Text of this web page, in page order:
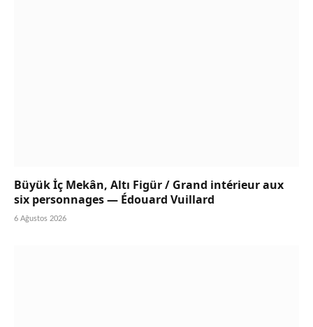
Büyük İç Mekân, Altı Figür / Grand intérieur aux
six personnages — Édouard Vuillard
6 Ağustos 2026